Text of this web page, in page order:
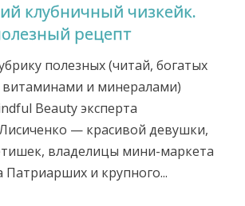
клубничный чизкейк.
рецепт
полезных (читай, богатых
и минералами)
Beauty эксперта
— красивой девушки,
владелицы мини-маркета
Патриарших и крупного...